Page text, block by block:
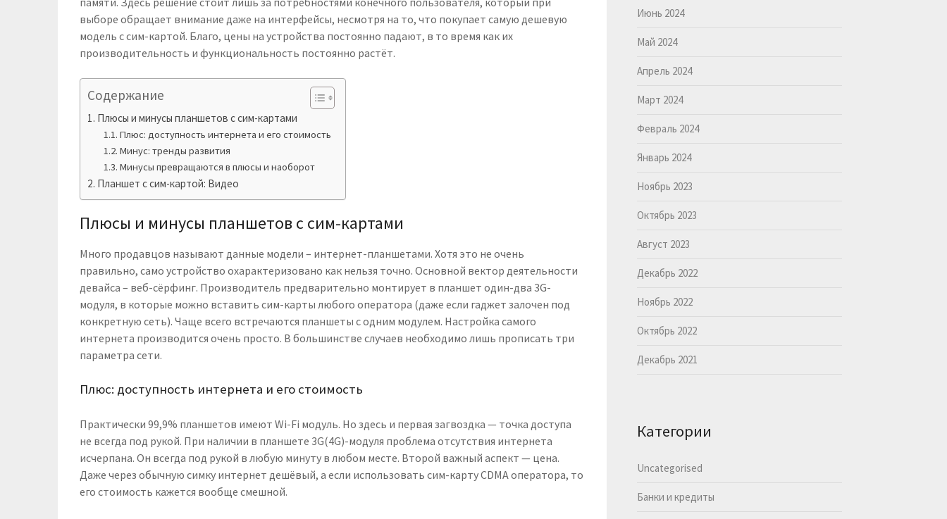
выборе обращает внимание даже на интерфейсы, несмотря на то, что покупает самую дешевую
модель с сим-картой. Благо, цены на устройства постоянно падают, в то время как их
производительность и функциональность постоянно растёт.
Содержание
Плюсы и минусы планшетов с сим-картами
Плюс: доступность интернета и его стоимость
Минус: тренды развития
Минусы превращаются в плюсы и наоборот
Планшет с сим-картой: Видео
Плюсы и минусы планшетов с сим-картами
Много продавцов называют данные модели – интернет-планшетами. Хотя это не очень
правильно, само устройство охарактеризовано как нельзя точно. Основной вектор деятельности
девайса – веб-сёрфинг. Производитель предварительно монтирует в планшет один-два 3G-
модуля, в которые можно вставить сим-карты любого оператора (даже если гаджет залочен под
конкретную сеть). Чаще всего встречаются планшеты с одним модулем. Настройка самого
интернета производится очень просто. В большинстве случаев необходимо лишь прописать три
параметра сети.
Плюс: доступность интернета и его стоимость
Практически 99,9% планшетов имеют Wi-Fi модуль. Но здесь и первая загвоздка — точка доступа
не всегда под рукой. При наличии в планшете 3G(4G)-модуля проблема отсутствия интернета
исчерпана. Он всегда под рукой в любую минуту в любом месте. Второй важный аспект — цена.
Даже через обычную симку интернет дешёвый, а если использовать сим-карту CDMA оператора, то
его стоимость кажется вообще смешной.
Июнь 2024
Май 2024
Апрель 2024
Март 2024
Февраль 2024
Январь 2024
Ноябрь 2023
Октябрь 2023
Август 2023
Декабрь 2022
Ноябрь 2022
Октябрь 2022
Декабрь 2021
Категории
Uncategorised
Банки и кредиты